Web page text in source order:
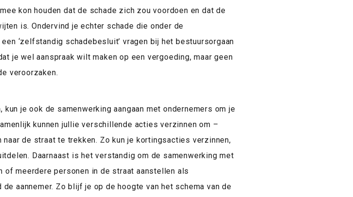
kon houden dat de schade zich zou voordoen en dat de
is. Ondervind je echter schade die onder de
‘zelfstandig schadebesluit’ vragen bij het bestuursorgaan
je wel aanspraak wilt maken op een vergoeding, maar geen
veroorzaken.
je ook de samenwerking aangaan met ondernemers om je
kunnen jullie verschillende acties verzinnen om –
de straat te trekken. Zo kun je kortingsacties verzinnen,
Daarnaast is het verstandig om de samenwerking met
meerdere personen in de straat aanstellen als
aannemer. Zo blijf je op de hoogte van het schema van de